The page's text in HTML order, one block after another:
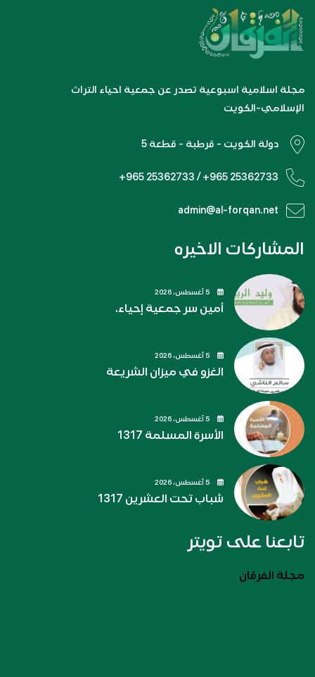
مجلة اسلامية اسبوعية تصدر عن جمعية احياء التراث
الإسلامي-الكويت
دولة الكويت - قرطبة - قطعة 5
+965 25362733 / +965 25362733
admin@al-forqan.net
المشاركات الاخيره
أمين سر جمعية إحياء.
الغزو في ميزان الشريعة
الأسرة المسلمة 1317
شباب تحت العشرين 1317
تابعنا على تويتر
مجلة الفرقان